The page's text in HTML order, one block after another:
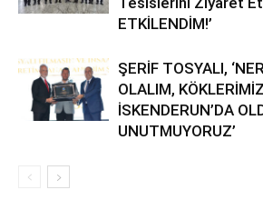
ETKİLENDİM!’
ŞERİF TOSYALI,
OLALIM,
İSKENDERUN’DA
UNUTMUYORUZ’